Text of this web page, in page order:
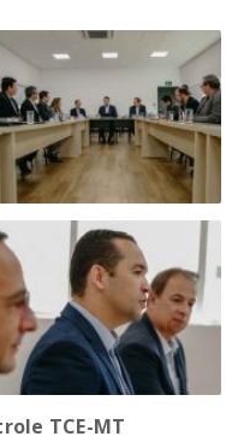
TCE-MT